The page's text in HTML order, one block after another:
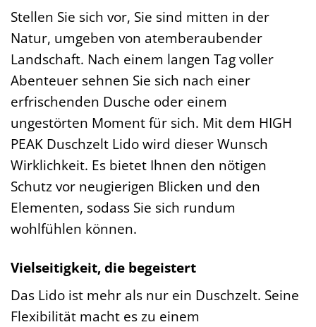
Stellen Sie sich vor, Sie sind mitten in der
Natur, umgeben von atemberaubender
Landschaft. Nach einem langen Tag voller
Abenteuer sehnen Sie sich nach einer
erfrischenden Dusche oder einem
ungestörten Moment für sich. Mit dem HIGH
PEAK Duschzelt Lido wird dieser Wunsch
Wirklichkeit. Es bietet Ihnen den nötigen
Schutz vor neugierigen Blicken und den
Elementen, sodass Sie sich rundum
wohlfühlen können.
Vielseitigkeit, die begeistert
Das Lido ist mehr als nur ein Duschzelt. Seine
Flexibilität macht es zu einem